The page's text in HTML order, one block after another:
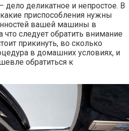
дело деликатное и непростое. В
какие приспособления нужны
вашей машины в
что следует обратить внимание
прикинуть, во сколько
в домашних условиях, и
обратиться к